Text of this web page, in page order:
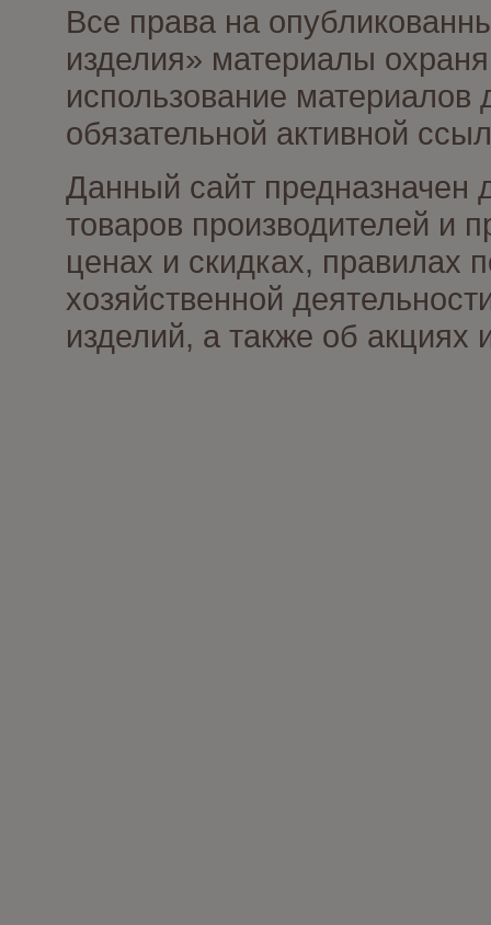
Все права на
изделия» материалы
использование материалов
обязательной активной
Данный сайт предназначен
товаров производителей и
ценах и скидках, правилах
хозяйственной
изделий, а также об